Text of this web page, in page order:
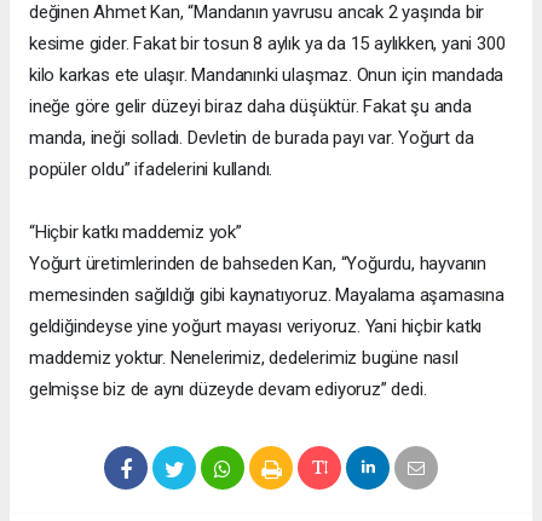
değinen Ahmet Kan, “Mandanın yavrusu ancak 2 yaşında bir
kesime gider. Fakat bir tosun 8 aylık ya da 15 aylıkken, yani 300
kilo karkas ete ulaşır. Mandanınki ulaşmaz. Onun için mandada
ineğe göre gelir düzeyi biraz daha düşüktür. Fakat şu anda
manda, ineği solladı. Devletin de burada payı var. Yoğurt da
popüler oldu” ifadelerini kullandı.
“Hiçbir katkı maddemiz yok”
Yoğurt üretimlerinden de bahseden Kan, “Yoğurdu, hayvanın
memesinden sağıldığı gibi kaynatıyoruz. Mayalama aşamasına
geldiğindeyse yine yoğurt mayası veriyoruz. Yani hiçbir katkı
maddemiz yoktur. Nenelerimiz, dedelerimiz bugüne nasıl
gelmişse biz de aynı düzeyde devam ediyoruz” dedi.